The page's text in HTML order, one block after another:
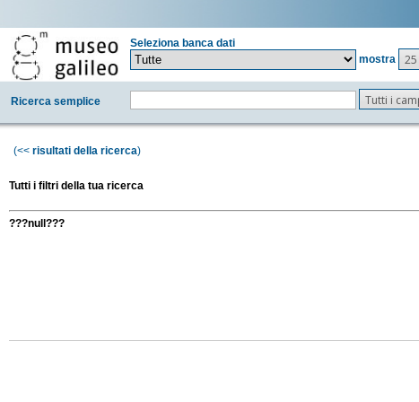
Seleziona banca dati
mostra
25
Ricerca semplice Tutti i
(<< risultati della ricerca)
Tutti i filtri della tua ricerca
???null???